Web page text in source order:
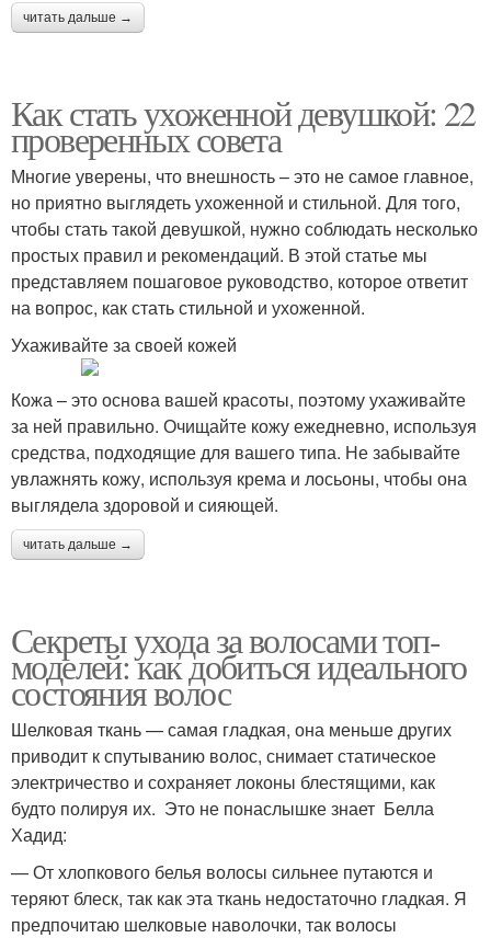
читать дальше →
Как стать ухоженной девушкой: 22
проверенных совета
Многие уверены, что внешность – это не самое главное,
но приятно выглядеть ухоженной и стильной. Для того,
чтобы стать такой девушкой, нужно соблюдать несколько
простых правил и рекомендаций. В этой статье мы
представляем пошаговое руководство, которое ответит
на вопрос, как стать стильной и ухоженной.
Ухаживайте за своей кожей
Кожа – это основа вашей красоты, поэтому ухаживайте
за ней правильно. Очищайте кожу ежедневно, используя
средства, подходящие для вашего типа. Не забывайте
увлажнять кожу, используя крема и лосьоны, чтобы она
выглядела здоровой и сияющей.
читать дальше →
Секреты ухода за волосами топ-
моделей: как добиться идеального
состояния волос
Шелковая ткань — самая гладкая, она меньше других
приводит к спутыванию волос, снимает статическое
электричество и сохраняет локоны блестящими, как
будто полируя их. Это не понаслышке знает Белла
Хадид:
— От хлопкового белья волосы сильнее путаются и
теряют блеск, так как эта ткань недостаточно гладкая. Я
предпочитаю шелковые наволочки, так волосы